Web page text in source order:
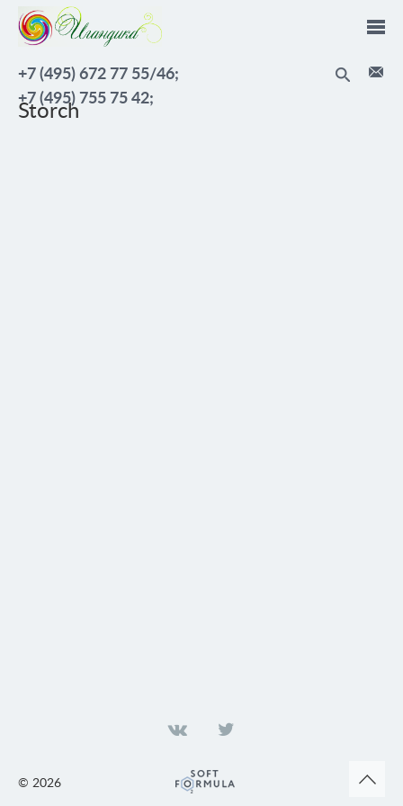
Перейти к основному содержанию
+7 (495) 672 77 55/46;
+7 (495) 755 75 42;
Storch
© 2026